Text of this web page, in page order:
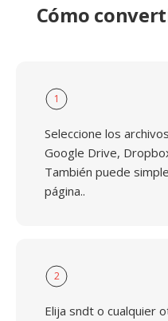
Cómo
1
Seleccione los
Google Drive,
También puede
página..
2
Elija sndt o cualquier